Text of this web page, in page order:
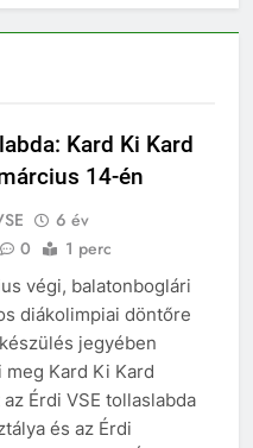
Kard Ki Kard
14-én
6 év
0 1 perc
végi, balatonboglári
diákolimpiai döntőre
jegyében
meg Kard Ki Kard
az Érdi VSE tollaslabda
és az Érdi